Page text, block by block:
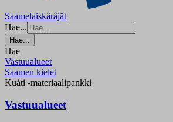
Saamelaiskäräjät
Hae...
Hae...
Hae
Vastuualueet
Saamen kielet
Kuáti -materiaalipankki
Vastuualueet